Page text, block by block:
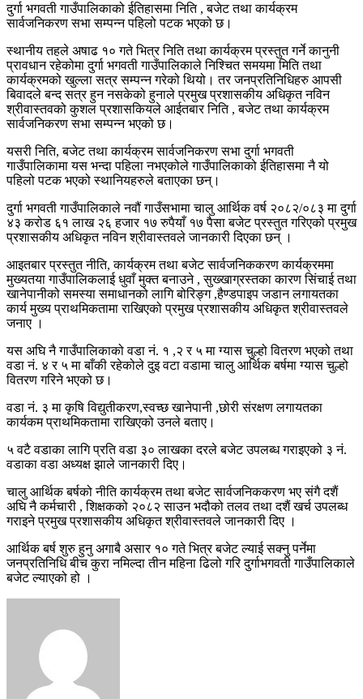
दुर्गा भगवती गाउँपालिकाको ईतिहासमा निति , बजेट तथा कार्यक्रम
सार्वजनिकरण सभा सम्पन्न पहिलो पटक भएको छ।
स्थानीय तहले अषाढ १० गते भित्र निति तथा कार्यक्रम प्रस्तुत गर्ने कानुनी
प्रावधान रहेकोमा दुर्गा भगवती गाउँपालिकाले निश्चित समयमा मिति तथा
कार्यक्रमको खुल्ला सत्र सम्पन्न गरेको थियो। तर जनप्रतिनिधिहरु आपसी
बिवादले बन्द सत्र हुन नसकेको हुनाले प्रमुख प्रशासकीय अधिकृत नविन
श्रीवास्तवको कुशल प्रशासकियले आईतबार निति , बजेट तथा कार्यक्रम
सार्वजनिकरण सभा सम्पन्न भएको छ।
यसरी निति, बजेट तथा कार्यक्रम सार्वजनिकरण सभा दुर्गा भगवती
गाउँपालिकामा यस भन्दा पहिला नभएकोले गाउँपालिकाको ईतिहासमा नै यो
पहिलो पटक भएको स्थानियहरुले बताएका छन्।
दुर्गा भगवती गाउँपालिकाले नवौं गाउँसभामा चालु आर्थिक वर्ष २०८२/०८३ मा दुर्गा
४३ करोड ६१ लाख २६ हजार १७ रुपैयाँ १७ पैसा बजेट प्रस्तुत गरिएको प्रमुख
प्रशासकीय अधिकृत नविन श्रीवास्तवले जानकारी दिएका छन् ।
आइतबार प्रस्तुत नीति, कार्यक्रम तथा बजेट सार्वजनिककरण कार्यक्रममा
मुख्यतया गाउँपालिकलाई धुवाँ मुक्त बनाउने , सुख्खाग्रस्तका कारण सिंचाई तथा
खानेपानीको समस्या समाधानको लागि बोरिङ्ग ,हैण्डपाइप जडान लगायतका
कार्य मुख्य प्राथमिकतामा राखिएको प्रमुख प्रशासकीय अधिकृत श्रीवास्तवले
जनाए ।
यस अघि नै गाउँपालिकाको वडा नं. १ ,२ र ५ मा ग्यास चुल्हो वितरण भएको तथा
वडा नं. ४ र ५ मा बाँकी रहेकोले दुइ वटा वडामा चालु आर्थिक बर्षमा ग्यास चुल्हो
वितरण गरिने भएको छ।
वडा नं. ३ मा कृषि विद्युतीकरण,स्वच्छ खानेपानी ,छोरी संरक्षण लगायतका
कार्यकम प्राथमिकतामा राखिएको उनले बताए।
५ वटै वडाका लागि प्रति वडा ३० लाखका दरले बजेट उपलब्ध गराइएको ३ नं.
वडाका वडा अध्यक्ष झाले जानकारी दिए।
चालु आर्थिक बर्षको नीति कार्यक्रम तथा बजेट सार्वजनिककरण भए संगै दशैं
अघि नै कर्मचारी , शिक्षकको २०८२ साउन भदौको तलव तथा दशैं खर्च उपलब्ध
गराइने प्रमुख प्रशासकीय अधिकृत श्रीवास्तवले जानकारी दिए ।
आर्थिक बर्ष शुरु हुनु अगाबै असार १० गते भित्र बजेट ल्याई सक्नु पर्नेमा
जनप्रतिनिधि बीच कुरा नमिल्दा तीन महिना ढिलो गरि दुर्गाभगवती गाउँपालिकाले
बजेट ल्याएको हो ।